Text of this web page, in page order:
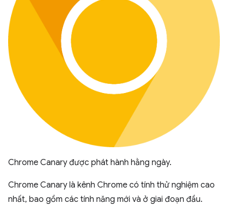
Chrome Canary được phát hành hằng ngày.
Chrome Canary là kênh Chrome có tính thử nghiệm cao
nhất, bao gồm các tính năng mới và ở giai đoạn đầu.